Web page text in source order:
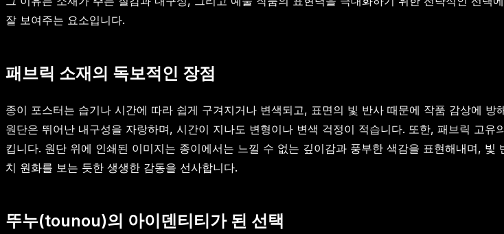
잘 보여주는 요소입니다.
패브릭 소재의 독보적인 장점
종이 포스터는 습기나 시간에 따라 쉽게 구겨지거나 변색되고, 표면의 빛 반사 때문에 작품 감상에
원단은 뛰어난 내구성을 자랑하며, 시간이 지나도 변형이나 변색 걱정이 적습니다. 또한, 패브릭 고
킵니다. 원단 위에 인쇄된 이미지는 종이에서는 느낄 수 없는 깊이감과 풍부한 색감을 표현해내며,
치 원화를 보는 듯한 생생한 감동을 선사합니다.
뚜누(tounou)의 아이덴티티가 된 선택